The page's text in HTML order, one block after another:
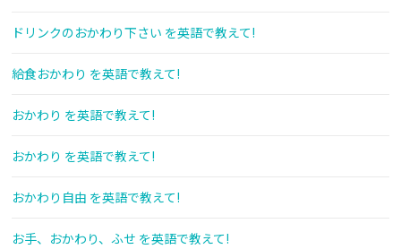
ドリンクのおかわり下さい を英語で教えて!
給食おかわり を英語で教えて!
おかわり を英語で教えて!
おかわり を英語で教えて!
おかわり自由 を英語で教えて!
お手、おかわり、ふせ を英語で教えて!